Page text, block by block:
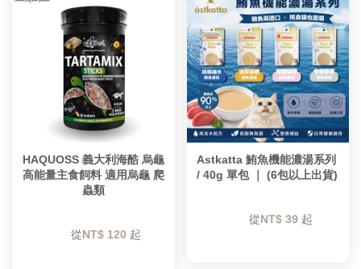
HAQUOSS 義大利海酷 烏龜
高能量主食飼料 適用烏龜 爬
蟲類
        從
NT$ 120 起
Astkatta 鮪魚機能濃湯系列
        從
NT$ 39 起